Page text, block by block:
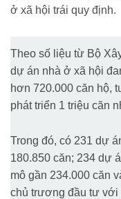
ở xã hội trái quy định.
Theo số liệu từ Bộ
dự án nhà ở xã hội
hơn 720.000 căn hộ,
phát triển 1 triệu căn
Trong đó, có 231 dự
180.850 căn; 234 dự
mô gần 234.000 căn
chủ trương đầu tư với